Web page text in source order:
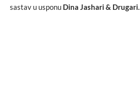
sastav u usponu Dina Jashari & Drugari.